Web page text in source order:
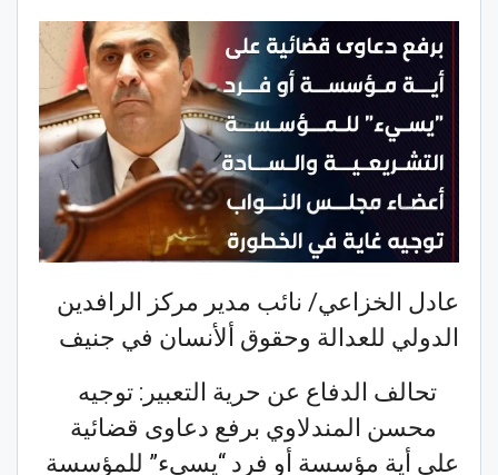
عادل الخزاعي/ نائب مدير مركز الرافدين
الدولي للعدالة وحقوق ألأنسان في جنيف
تحالف الدفاع عن حرية التعبير: توجيه
محسن المندلاوي برفع دعاوى قضائية
على أية مؤسسة أو فرد “يسيء” للمؤسسة